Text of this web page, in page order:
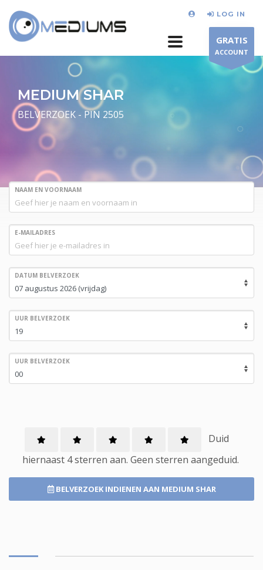
LOG IN
GRATIS
ACCOUNT
MEDIUM SHAR
BELVERZOEK - PIN 2505
NAAM EN VOORNAAM
E-MAILADRES
DATUM BELVERZOEK
UUR BELVERZOEK
UUR BELVERZOEK
Duid
hiernaast 4 sterren aan. Geen sterren aangeduid.
BELVERZOEK INDIENEN AAN MEDIUM SHAR